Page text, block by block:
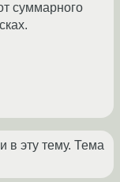
суммарного
в эту тему. Тема